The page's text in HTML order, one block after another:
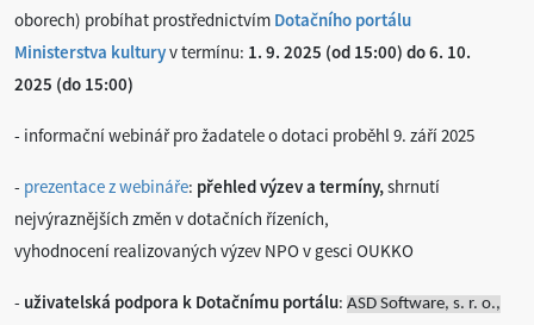
oborech) probíhat prostřednictvím Dotačního portálu
Ministerstva kulturyv termínu: 1. 9. 2025 (od 15:00) do 6. 10.
2025 (do 15:00)
- informační webinář pro žadatele o dotaci proběhl 9. září 2025
- prezentace z webináře: přehled výzev a termíny,shrnutí
nejvýraznějších změn v dotačních řízeních,
vyhodnocení realizovaných výzev NPO v gesci OUKKO
- uživatelská podpora k Dotačnímu portálu: ASD Software, s. r. o.,